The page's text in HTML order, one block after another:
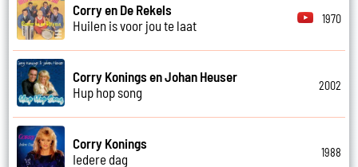
Corry en De Rekels
Huilen is voor jou te laat
1970
Corry Konings en Johan Heuser
Hup hop song
2002
Corry Konings
Iedere dag
1988